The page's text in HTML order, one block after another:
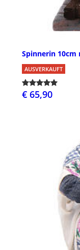
Spinnerin 10cm
AUSVERKAUFT
€ 65,90